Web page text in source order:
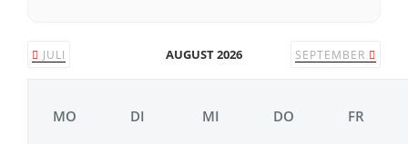
JULI AUGUST 2026 SEPTEMBER
MO DI MI DO FR